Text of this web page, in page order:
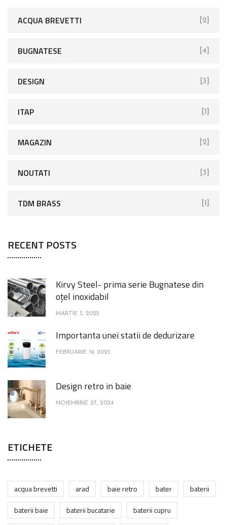
ACQUA BREVETTI [2]
BUGNATESE [4]
DESIGN [3]
ITAP [1]
MAGAZIN [2]
NOUTATI [3]
TDM BRASS [1]
RECENT POSTS
Kirvy Steel- prima serie Bugnatese din
oțel inoxidabil
MARTIE 3, 2025
Importanta unei statii de dedurizare
FEBRUARIE 19, 2025
Design retro in baie
NOIEMBRIE 27, 2024
ETICHETE
acqua brevetti arad baie retro bater
baterii
baterii baie
baterii bucatarie
baterii cupru